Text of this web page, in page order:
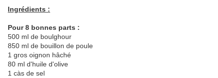
Ingrédients :
Pour 8 bonnes parts :
500 ml de boulghour
850 ml de bouillon de poule
1 gros oignon hâché
80 ml d'huile d'olive
1 càs de sel